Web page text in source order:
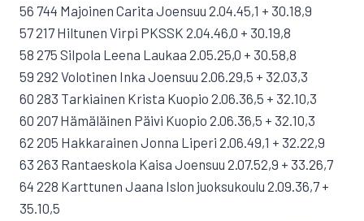
56 744 Majoinen Carita Joensuu 2.04.45,1 + 30.18,9
57 217 Hiltunen Virpi PKSSK 2.04.46,0 + 30.19,8
58 275 Silpola Leena Laukaa 2.05.25,0 + 30.58,8
59 292 Volotinen Inka Joensuu 2.06.29,5 + 32.03,3
60 283 Tarkiainen Krista Kuopio 2.06.36,5 + 32.10,3
60 207 Hämäläinen Päivi Kuopio 2.06.36,5 + 32.10,3
62 205 Hakkarainen Jonna Liperi 2.06.49,1 + 32.22,9
63 263 Rantaeskola Kaisa Joensuu 2.07.52,9 + 33.26,7
64 228 Karttunen Jaana Islon juoksukoulu 2.09.36,7 +
35.10,5